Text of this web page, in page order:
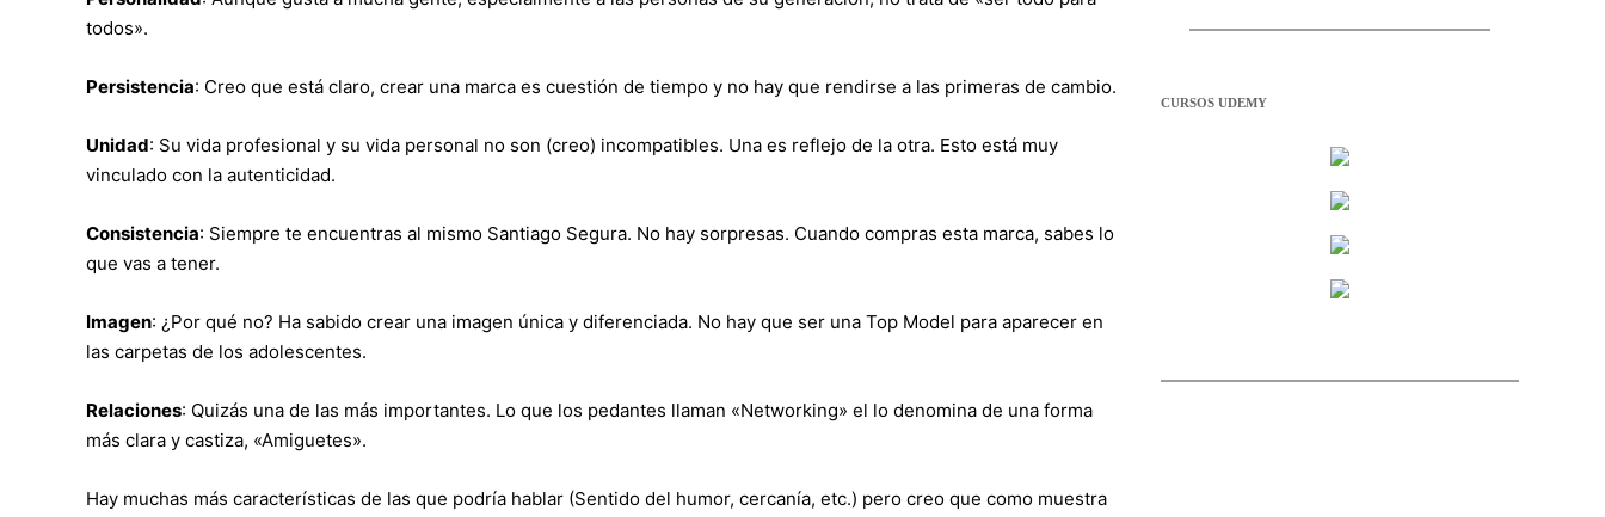
todos».
Persistencia: Creo que está claro, crear una marca es cuestión de tiempo y no hay que rendirse a las primeras de cambio.
Unidad: Su vida profesional y su vida personal no son (creo) incompatibles. Una es reflejo de la otra. Esto está muy
vinculado con la autenticidad.
Consistencia: Siempre te encuentras al mismo Santiago Segura. No hay sorpresas. Cuando compras esta marca, sabes lo
que vas a tener.
Imagen: ¿Por qué no? Ha sabido crear una imagen única y diferenciada. No hay que ser una Top Model para aparecer en
las carpetas de los adolescentes.
Relaciones: Quizás una de las más importantes. Lo que los pedantes llaman «Networking» el lo denomina de una forma
más clara y castiza, «Amiguetes».
Hay muchas más características de las que podría hablar (Sentido del humor, cercanía, etc.) pero creo que como muestra
CURSOS UDEMY